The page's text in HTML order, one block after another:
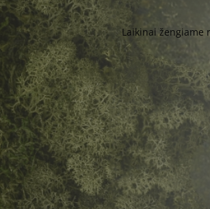
Laikinai žengiame